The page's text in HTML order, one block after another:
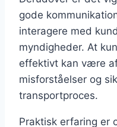
gode
interagere med
myndigheder. At
effektivt kan være
misforståelser og
transportproces.
Praktisk erfaring er